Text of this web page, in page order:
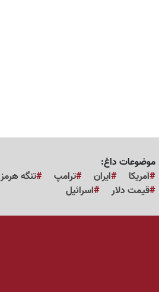
موضوعات داغ:
آمریکا
ایران ترامپ تنگه هرمز
قیمت دلار
اسرائیل